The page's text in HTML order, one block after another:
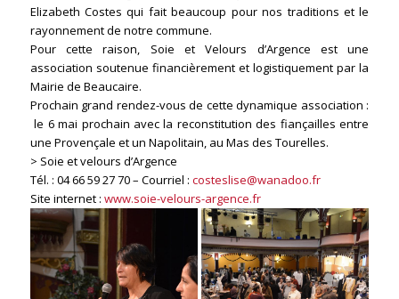
Elizabeth Costes qui fait beaucoup pour nos traditions et le
rayonnement de notre commune.
Pour cette raison, Soie et Velours d’Argence est une
association soutenue financièrement et logistiquement par la
Mairie de Beaucaire.
Prochain grand rendez-vous de cette dynamique association :
le 6 mai prochain avec la reconstitution des fiançailles entre
une Provençale et un Napolitain, au Mas des Tourelles.
> Soie et velours d’Argence
Tél. : 04 66 59 27 70 – Courriel : costeslise@wanadoo.fr
Site internet : www.soie-velours-argence.fr